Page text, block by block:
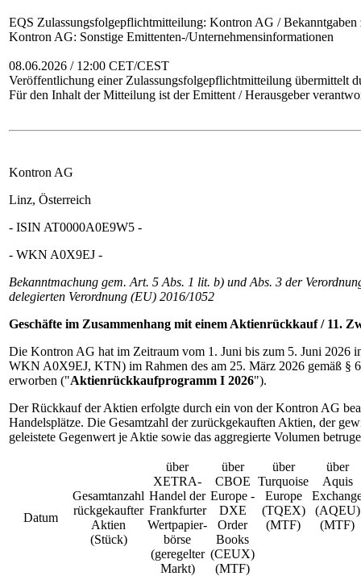
EQS Zulassungsfolgepflichtmitteilung: Kontron AG /
Kontron AG: Sonstige Emittenten-/Unternehmensinformationen
08.06.2026 / 12:00 CET/CEST
Veröffentlichung einer Zulassungsfolgepflichtmitteilung übermittelt
Für den Inhalt der Mitteilung ist der Emittent / Herausgeber
Kontron AG
Linz, Österreich
- ISIN AT0000A0E9W5 -
- WKN A0X9EJ -
Bekanntmachung gem. Art. 5 Abs. 1 lit. b) und Abs. 3 der
delegierten Verordnung (EU) 2016/1052
Geschäfte im Zusammenhang mit einem Aktienrückkauf / 11.
Die Kontron AG hat im Zeitraum vom 1. Juni bis zum 5. Juni 2026
WKN A0X9EJ, KTN) im Rahmen des am 25. März 2026 gemäß §
erworben ("Aktienrückkaufprogramm I 2026").
Der Rückkauf der Aktien erfolgte durch ein von der Kontron AG
Handelsplätze. Die Gesamtzahl der zurückgekauften Aktien, der
geleistete Gegenwert je Aktie sowie das aggregierte Volumen
Datum
Gesamtanzahl
rückgekaufter
Aktien
(Stück)
über
XETRA-
Handel der
Frankfurter
Wertpapier-
börse
(geregelter
Markt)
über
CBOE
Europe -
DXE
Order
Books
(CEUX)
(MTF)
über
Turquoise
Europe
(TQEX)
(MTF)
über
Aquis
(AQEU)
(MTF)